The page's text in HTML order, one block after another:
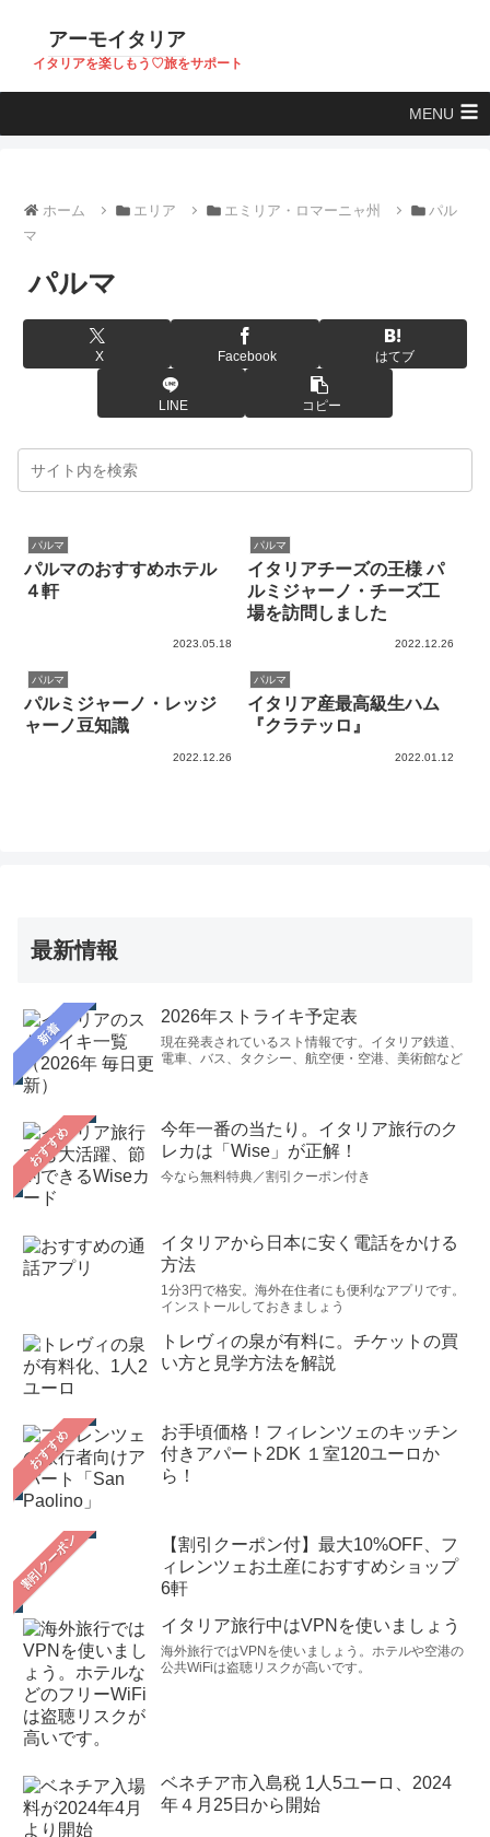
アーモイタリア
イタリアを楽しもう♡旅をサポート
MENU
ホーム エリア エミリア・ロマーニャ州
パル
マ
パルマ
X Facebook はてブ
LINE コピー
パルマ
パルマのおすすめホテル
４軒
2023.05.18
パルマ
イタリアチーズの王様 パ
ルミジャーノ・チーズ工
場を訪問しました
2022.12.26
パルマ
パルミジャーノ・レッジ
ャーノ豆知識
2022.12.26
パルマ
イタリア産最高級生ハム
『クラテッロ』
2022.01.12
最新情報
新着
2026年ストライキ予定表
現在発表されているスト情報です。イタリア鉄道、
電車、バス、タクシー、航空便・空港、美術館など
おすすめ
今年一番の当たり。イタリア旅行のク
レカは「Wise」が正解！
今なら無料特典／割引クーポン付き
イタリアから日本に安く電話をかける
方法
1分3円で格安。海外在住者にも便利なアプリです。
インストールしておきましょう
トレヴィの泉が有料に。チケットの買
い方と見学方法を解説
おすすめ
お手頃価格！フィレンツェのキッチン
付きアパート2DK １室120ユーロか
ら！
【割引クーポン付】最大10%OFF、フ
ィレンツェお土産におすすめショップ
6軒
イタリア旅行中はVPNを使いましょう
海外旅行ではVPNを使いましょう。ホテルや空港の
公共WiFiは盗聴リスクが高いです。
ベネチア市入島税 1人5ユーロ、2024
年４月25日から開始